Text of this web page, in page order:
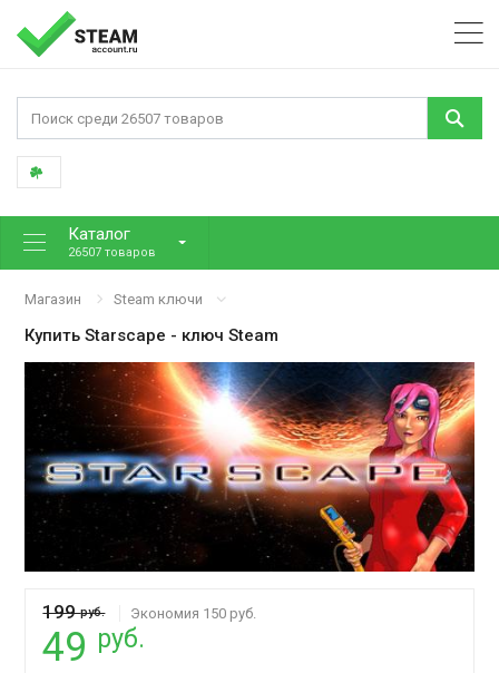
Каталог
26507 товаров
Магазин Steam ключи
КупитьStarscape - ключ Steam
199руб. Экономия 150 руб.
49 руб.